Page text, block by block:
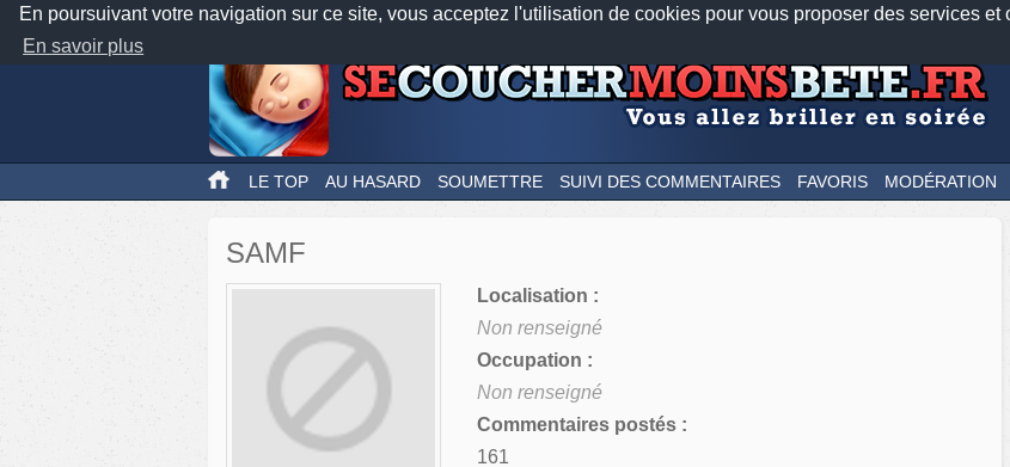
En poursuivant votre navigation sur ce site, vous acceptez l'utilisation de cookies pour vous proposer des services et
En savoir plus
Nos applications mobiles Newsletter
LE TOP AU HASARD SOUMETTRE SUIVI DES COMMENTAIRES FAVORIS MODÉRATION
SAMF
Localisation :
Non renseigné
Occupation :
Non renseigné
Commentaires postés :
161